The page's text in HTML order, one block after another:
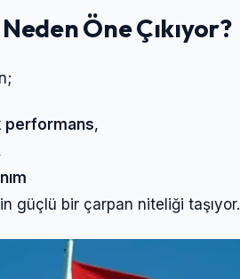
Öne Çıkıyor?
performans,
güçlü bir çarpan niteliği taşıyor.